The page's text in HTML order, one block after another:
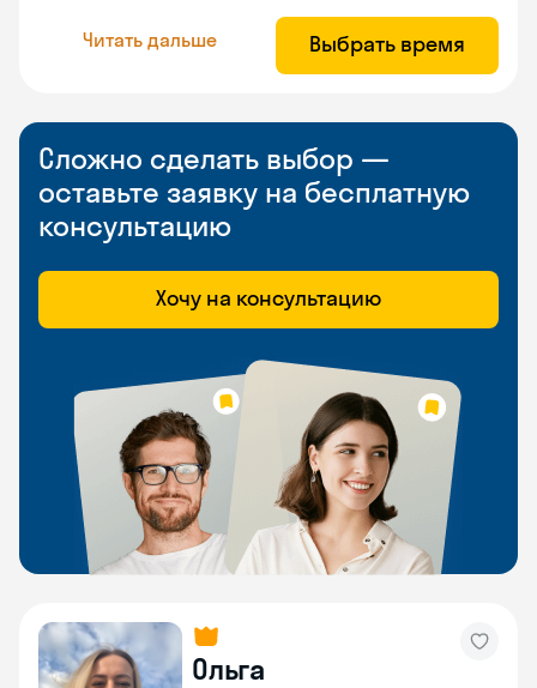
Читать дальше Выбрать время
Сложно сделать выбор —
оставьте заявку на бесплатную
консультацию
Хочу на консультацию
Ольга